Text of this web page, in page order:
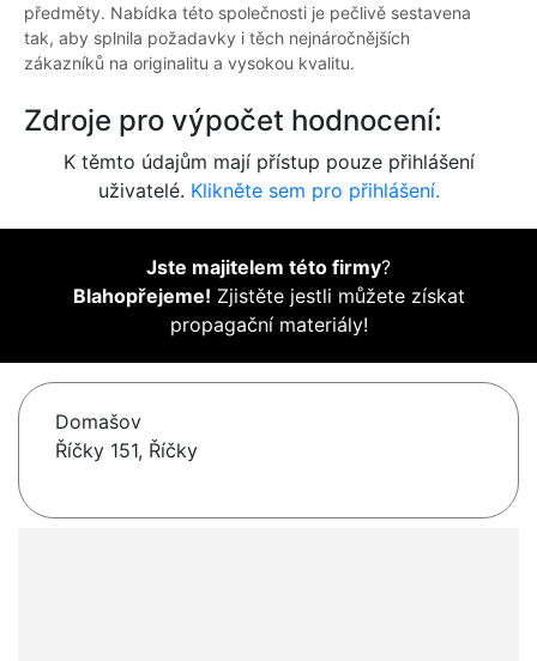
předměty. Nabídka této společnosti je pečlivě sestavena
tak, aby splnila požadavky i těch nejnáročnějších
zákazníků na originalitu a vysokou kvalitu.
Zdroje pro výpočet hodnocení:
K těmto údajům mají přístup pouze přihlášení
uživatelé. Klikněte sem pro přihlášení.
Jste majitelem této firmy?
Blahopřejeme! Zjistěte jestli můžete získat
propagační materiály!
Domašov
Říčky 151, Říčky